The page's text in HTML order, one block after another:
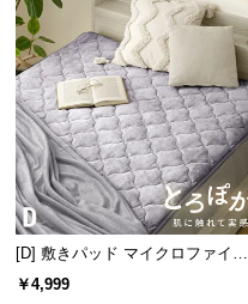
お
客
様
サ
ポ
ー
ト
[D] 敷きパッド マイクロファイバ
ー
￥4,999